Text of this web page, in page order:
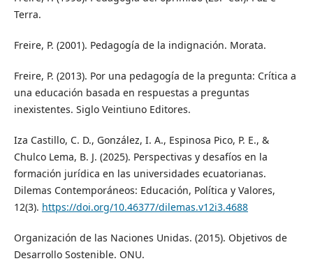
Terra.
Freire, P. (2001). Pedagogía de la indignación. Morata.
Freire, P. (2013). Por una pedagogía de la pregunta: Crítica a
una educación basada en respuestas a preguntas
inexistentes. Siglo Veintiuno Editores.
Iza Castillo, C. D., González, I. A., Espinosa Pico, P. E., &
Chulco Lema, B. J. (2025). Perspectivas y desafíos en la
formación jurídica en las universidades ecuatorianas.
Dilemas Contemporáneos: Educación, Política y Valores,
12(3). https://doi.org/10.46377/dilemas.v12i3.4688
Organización de las Naciones Unidas. (2015). Objetivos de
Desarrollo Sostenible. ONU.